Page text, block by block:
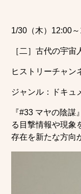
1/30（木）12:00
［二］古代の宇宙
ヒストリーチャン
ジャンル：ドキュ
『#33 マヤの陰
る目撃情報や現象
存在を新たな方向